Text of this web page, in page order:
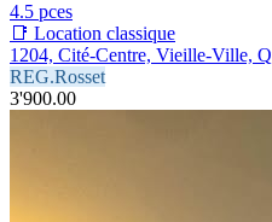
4.5 pces
📑 Location classique
1204, Cité-Centre, Vieille-Ville,
REG.Rosset
3'900.00